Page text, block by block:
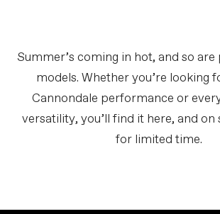
Summer’s coming in hot, and so
models. Whether you’re looking
Cannondale performance or
versatility, you’ll find it here, and on
for limited time.